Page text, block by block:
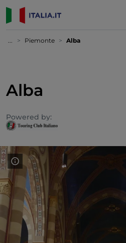
... Piemonte Alba
Alba
Powered by: